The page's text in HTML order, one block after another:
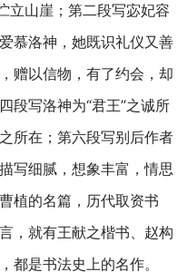
立山崖；第二段写宓妃容
慕洛神，她既识礼仪又善
赠以信物，有了约会，却
段写洛神为“君王”之诚所
所在；第六段写别后作者
写细腻，想象丰富，情思
植的名篇，历代取资书
，就有王献之楷书、赵构
都是书法史上的名作。